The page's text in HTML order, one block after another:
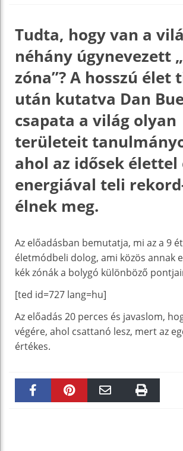
Tudta, hogy van a
néhány úgynevezett
zóna”? A hosszú élet
után kutatva Dan
csapata a világ olyan
területeit
ahol az idősek élettel
energiával teli
élnek meg.
Az előadásban bemutatja, mi az a 9
életmódbeli dolog, ami közös annak
kék zónák a bolygó különböző
[ted id=727 lang=hu]
Az előadás 20 perces és javaslom,
végére, ahol csattanó lesz, mert az
értékes.